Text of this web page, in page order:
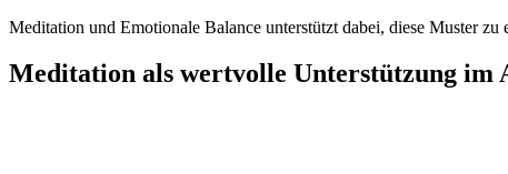
Meditation und Emotionale Balance unterstützt dabei, diese Muster
Meditation als wertvolle Unterstützung im